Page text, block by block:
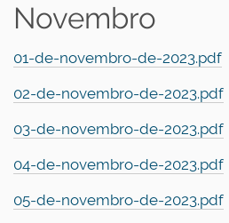
Novembro
01-de-novembro-de-2023.pdf
02-de-novembro-de-2023.pdf
03-de-novembro-de-2023.pdf
04-de-novembro-de-2023.pdf
05-de-novembro-de-2023.pdf